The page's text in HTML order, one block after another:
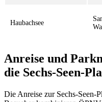
Haubachsee
Anreise und
die Sechs-Seen-
Die Anreise zur Sechs-Seen-